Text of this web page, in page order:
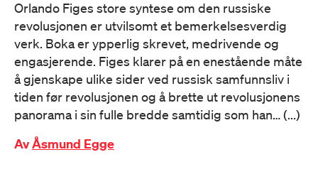
Orlando Figes store syntese om den russiske
revolusjonen er utvilsomt et bemerkelsesverdig
verk. Boka er ypperlig skrevet, medrivende og
engasjerende. Figes klarer på en enestående måte
å gjenskape ulike sider ved russisk samfunnsliv i
tiden før revolusjonen og å brette ut revolusjonens
panorama i sin fulle bredde samtidig som han… (...)
AvÅsmund Egge